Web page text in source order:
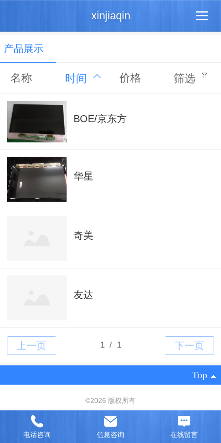
xinjiaqin
产品展示
名称 时间 价格 筛选
BOE/京东方
华星
奇美
友达
Top
©2026 版权所有
北京网站建设
电话咨询 信息咨询 在线留言